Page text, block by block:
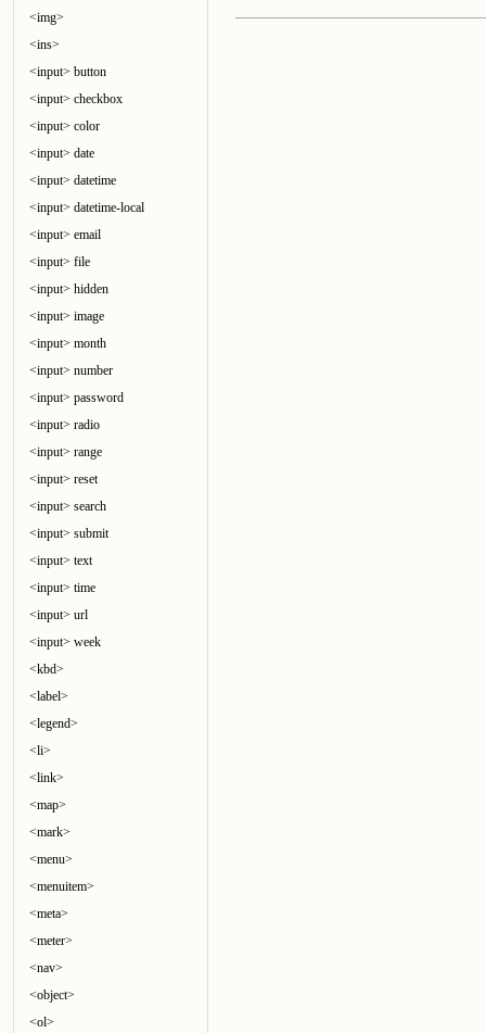
<img>
<ins>
<input> button
<input> checkbox
<input> color
<input> date
<input> datetime
<input> datetime-local
<input> email
<input> file
<input> hidden
<input> image
<input> month
<input> number
<input> password
<input> radio
<input> range
<input> reset
<input> search
<input> submit
<input> text
<input> time
<input> url
<input> week
<kbd>
<label>
<legend>
<li>
<link>
<map>
<mark>
<menu>
<menuitem>
<meta>
<meter>
<nav>
<object>
<ol>